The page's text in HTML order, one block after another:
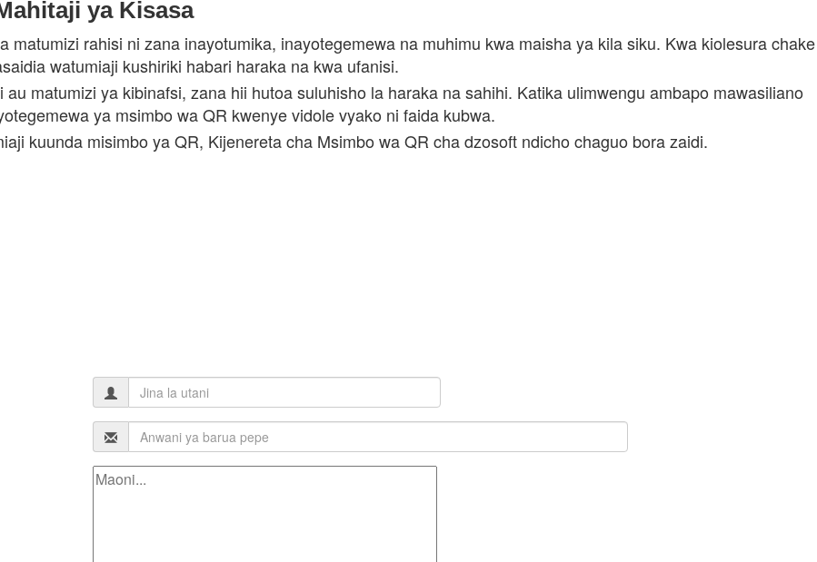
ya Kisasa
rahisi ni zana inayotumika, inayotegemewa na muhimu kwa maisha ya kila siku. Kwa kiolesura chake
watumiaji kushiriki habari haraka na kwa ufanisi.
matumizi ya kibinafsi, zana hii hutoa suluhisho la haraka na sahihi. Katika ulimwengu ambapo mawasiliano
ya msimbo wa QR kwenye vidole vyako ni faida kubwa.
kuunda misimbo ya QR, Kijenereta cha Msimbo wa QR cha dzosoft ndicho chaguo bora zaidi.